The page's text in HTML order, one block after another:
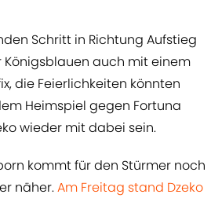
Schritt in Richtung Aufstieg
Königsblauen auch mit einem
die Feierlichkeiten könnten
Heimspiel gegen Fortuna
wieder mit dabei sein.
kommt für den Stürmer noch
näher.Am Freitag stand Dzeko